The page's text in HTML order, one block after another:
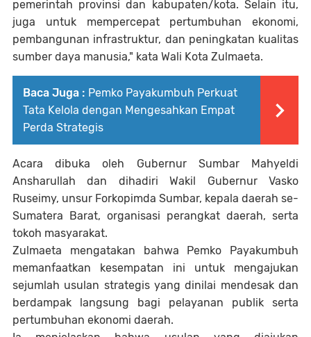
pemerintah provinsi dan kabupaten/kota. Selain itu,
juga untuk mempercepat pertumbuhan ekonomi,
pembangunan infrastruktur, dan peningkatan kualitas
sumber daya manusia," kata Wali Kota Zulmaeta.
Baca Juga : Pemko Payakumbuh Perkuat
Tata Kelola dengan Mengesahkan Empat
Perda Strategis
Acara dibuka oleh Gubernur Sumbar Mahyeldi
Ansharullah dan dihadiri Wakil Gubernur Vasko
Ruseimy, unsur Forkopimda Sumbar, kepala daerah se-
Sumatera Barat, organisasi perangkat daerah, serta
tokoh masyarakat.
Zulmaeta mengatakan bahwa Pemko Payakumbuh
memanfaatkan kesempatan ini untuk mengajukan
sejumlah usulan strategis yang dinilai mendesak dan
berdampak langsung bagi pelayanan publik serta
pertumbuhan ekonomi daerah.